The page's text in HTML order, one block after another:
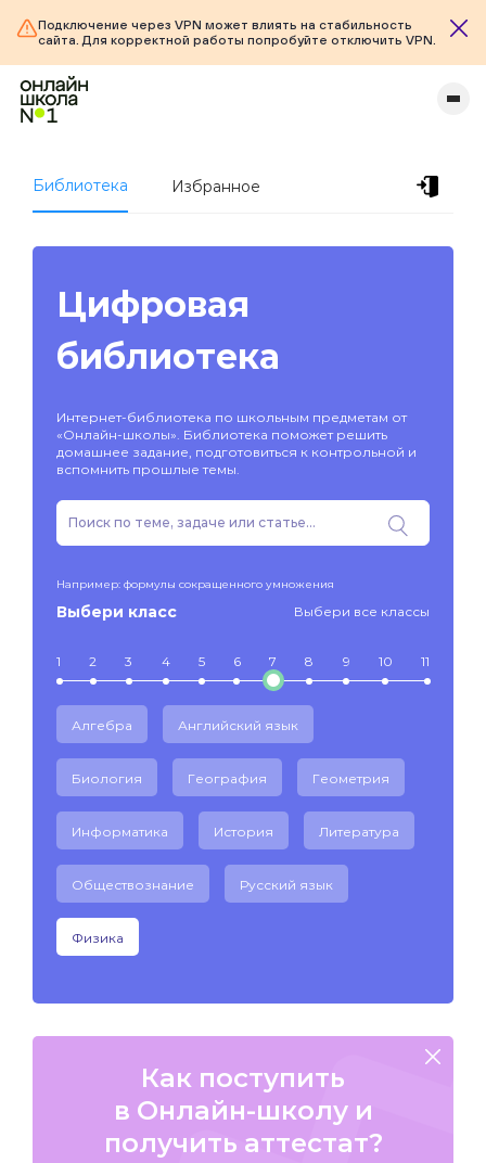
Подключение через VPN может влиять на стабильность
сайта. Для корректной работы попробуйте отключить VPN.
Библиотека Избранное
Цифровая
библиотека
Интернет-библиотека по школьным предметам от
«Онлайн-школы». Библиотека поможет решить
домашнее задание, подготовиться к контрольной и
вспомнить прошлые темы.
Например: формулы сокращенного умножения
Выбери класс Выбери все классы
1 2 3 4 5 6 7 8 9 10 11
Алгебра Английский язык
Биология География Геометрия
Информатика История Литература
Обществознание Русский язык
Физика
Как поступить
в Онлайн-школу и
получить аттестат?